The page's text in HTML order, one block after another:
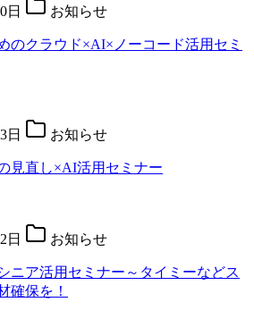
日 お知らせ
のクラウド×AI×ノーコード活用セミ
日 お知らせ
見直し×AI活用セミナー
日 お知らせ
ニア活用セミナー～タイミーなどス
確保を！